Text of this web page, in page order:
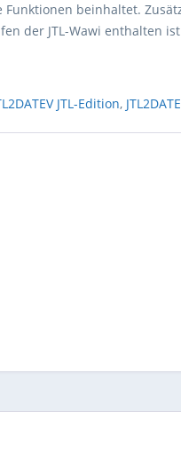
Funktionen beinhaltet.
der JTL-Wawi enthalten
JTL-Edition,